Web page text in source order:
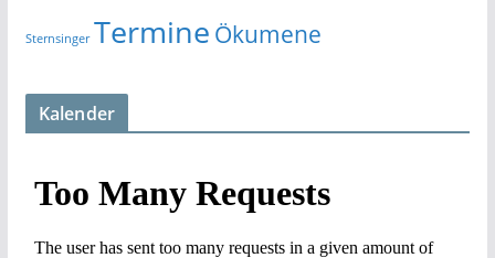
Sternsinger Termine Ökumene
Kalender